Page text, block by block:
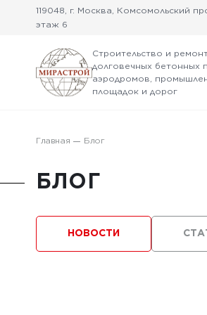
119048, г. Москва, Комсомольский
этаж 6
Строительство и
долговечных бетонных
аэродромов,
площадок и дорог
Главная Блог
БЛОГ
НОВОСТИ